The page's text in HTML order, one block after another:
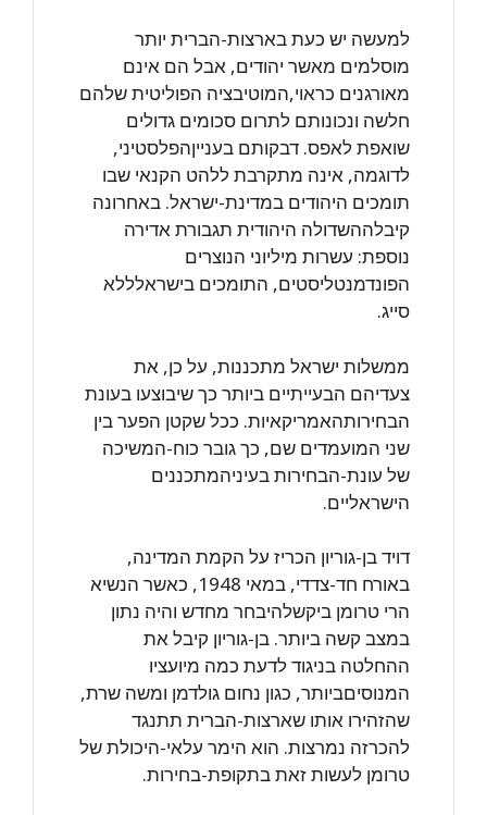
למעשה יש כעת בארצות-הברית יותר
מוסלמים מאשר יהודים, אבל הם אינם
מאורגנים כראוי,המוטיבציה הפוליטית שלהם
חלשה ונכונותם לתרום סכומים גדולים
שואפת לאפס. דבקותם בענייןהפלסטיני,
לדוגמה, אינה מתקרבת ללהט הקנאי שבו
תומכים היהודים במדינת-ישראל. באחרונה
קיבלההשדולה היהודית תגבורת אדירה
נוספת: עשרות מיליוני הנוצרים
הפונדמנטליסטים, התומכים בישראלללא
סייג.
ממשלות ישראל מתכננות, על כן, את
צעדיהם הבעייתיים ביותר כך שיבוצעו בעונת
הבחירותהאמריקאיות. ככל שקטן הפער בין
שני המועמדים שם, כך גובר כוח-המשיכה
של עונת-הבחירות בעיניהמתכננים
הישראליים.
דויד בן-גוריון הכריז על הקמת המדינה,
באורח חד-צדדי, במאי 1948, כאשר הנשיא
הרי טרומן ביקשלהיבחר מחדש והיה נתון
במצב קשה ביותר. בן-גוריון קיבל את
ההחלטה בניגוד לדעת כמה מיועציו
המנוסיםביותר, כגון נחום גולדמן ומשה שרת,
שהזהירו אותו שארצות-הברית תתנגד
להכרזה נמרצות. הוא הימר עלאי-היכולת של
טרומן לעשות זאת בתקופת-בחירות.